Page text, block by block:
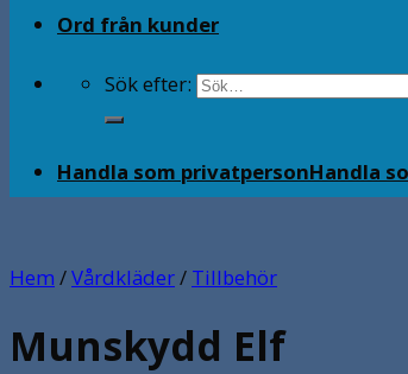
Ord från kunder
Sök efter:
Handla som privatpersonHandla
Hem /Vårdkläder/ Tillbehör
Munskydd Elf